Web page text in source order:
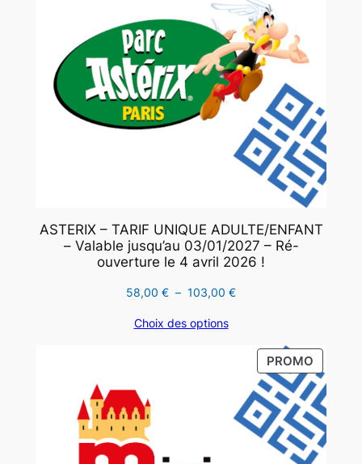
ASTERIX – TARIF UNIQUE ADULTE/ENFANT
– Valable jusqu’au 03/01/2027 – Ré-
ouverture le 4 avril 2026 !
58,00 € – 103,00 €Plage
103,00 €
Choix des options
PROMO
EN